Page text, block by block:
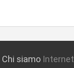
Chi siamo